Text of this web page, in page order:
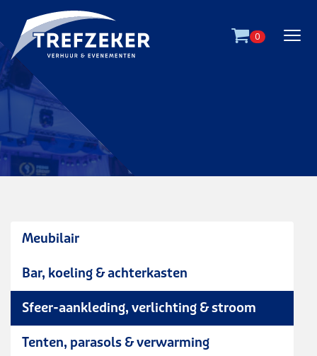
Ga direct naarde inhoud
0
sierpot ø 40 cm - zwart
Meubilair
Bar, koeling & achterkasten
Sfeer-aankleding, verlichting & stroom
Tenten, parasols & verwarming